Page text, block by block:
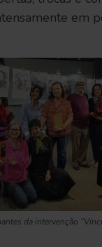
em
da intervenção